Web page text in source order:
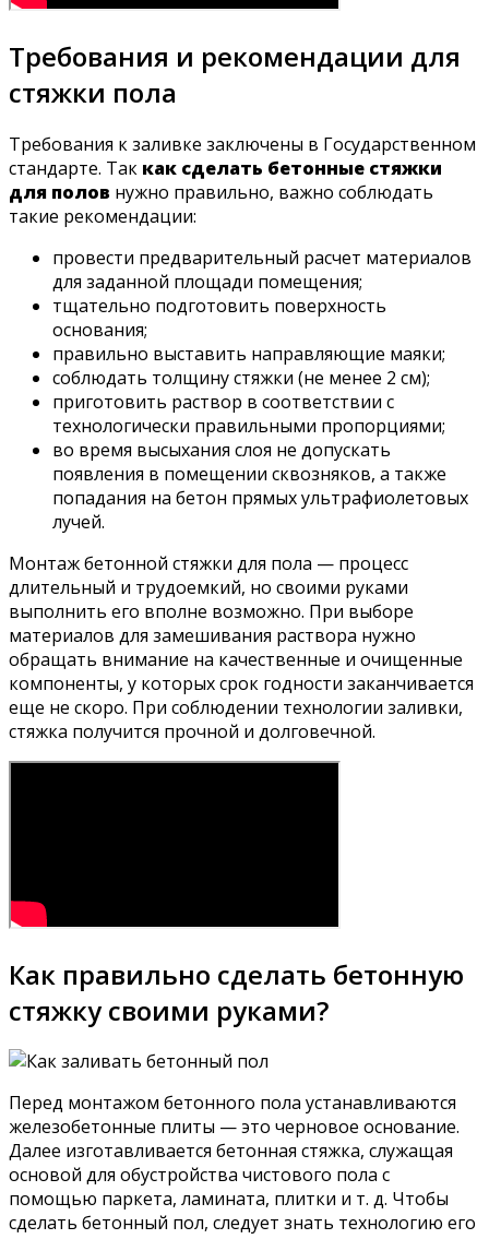
Требования и рекомендации для
стяжки пола
Требования к заливке заключены в Государственном
стандарте. Так как сделать бетонные стяжки
для полов нужно правильно, важно соблюдать
такие рекомендации:
провести предварительный расчет материалов
для заданной площади помещения;
тщательно подготовить поверхность
основания;
правильно выставить направляющие маяки;
соблюдать толщину стяжки (не менее 2 см);
приготовить раствор в соответствии с
технологически правильными пропорциями;
во время высыхания слоя не допускать
появления в помещении сквозняков, а также
попадания на бетон прямых ультрафиолетовых
лучей.
Монтаж бетонной стяжки для пола — процесс
длительный и трудоемкий, но своими руками
выполнить его вполне возможно. При выборе
материалов для замешивания раствора нужно
обращать внимание на качественные и очищенные
компоненты, у которых срок годности заканчивается
еще не скоро. При соблюдении технологии заливки,
стяжка получится прочной и долговечной.
Как правильно сделать бетонную
стяжку своими руками?
Перед монтажом бетонного пола устанавливаются
железобетонные плиты — это черновое основание.
Далее изготавливается бетонная стяжка, служащая
основой для обустройства чистового пола с
помощью паркета, ламината, плитки и т. д. Чтобы
сделать бетонный пол, следует знать технологию его